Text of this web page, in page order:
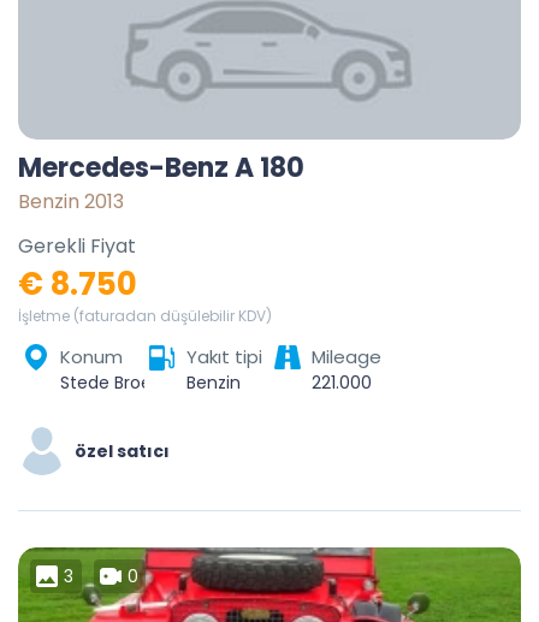
Mercedes-Benz A 180
Benzin 2013
Gerekli Fiyat
€ 8.750
İşletme (faturadan düşülebilir KDV)
Konum Yakıt tipi
Benzin
Mileage
221.000
özel satıcı
3 0